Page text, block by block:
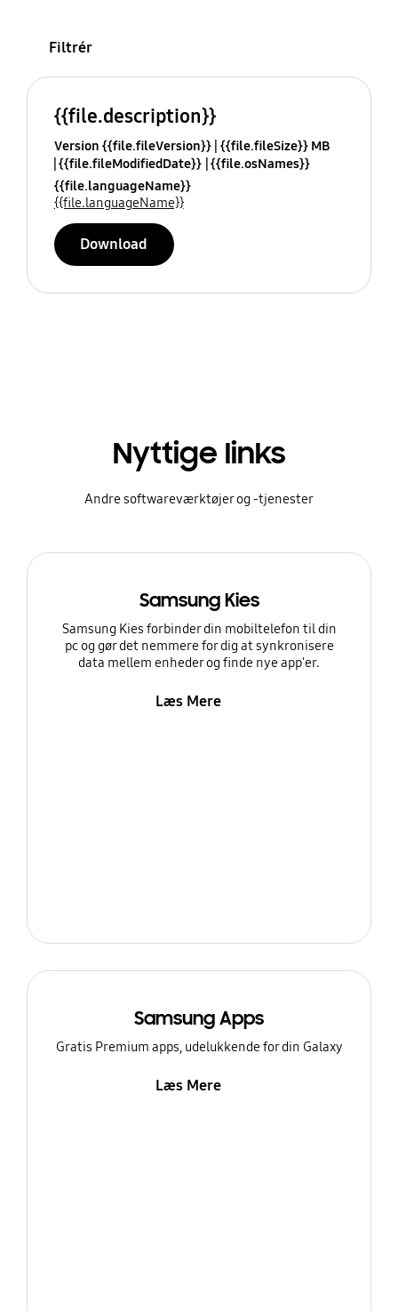
Filtrér
{{file.description}}
Version {{file.fileVersion}} {{file.fileSize}} MB
{{file.fileModifiedDate}} {{file.osNames}}
{{file.languageName}}
{{file.languageName}}
Download
Nyttige links
Andre softwareværktøjer og -tjenester
Samsung Kies
Samsung Kies forbinder din mobiltelefon til din
pc og gør det nemmere for dig at synkronisere
data mellem enheder og finde nye app'er.
Læs Mere
Samsung Apps
Gratis Premium apps, udelukkende for din Galaxy
Læs Mere